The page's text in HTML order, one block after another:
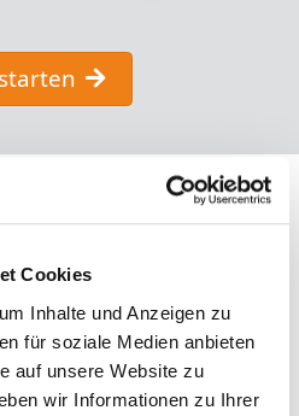
Cookies
Inhalte und Anzeigen zu
für soziale Medien anbieten
auf unsere Website zu
wir Informationen zu Ihrer